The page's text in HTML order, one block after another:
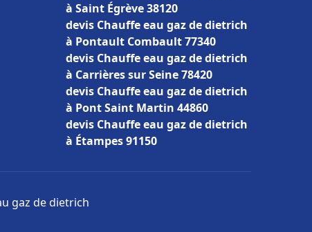
à Saint Égrève 38120
devis Chauffe eau gaz de dietrich
à Pontault Combault 77340
devis Chauffe eau gaz de dietrich
à Carrières sur Seine 78420
devis Chauffe eau gaz de dietrich
à Pont Saint Martin 44860
devis Chauffe eau gaz de dietrich
à Étampes 91150
gaz de dietrich